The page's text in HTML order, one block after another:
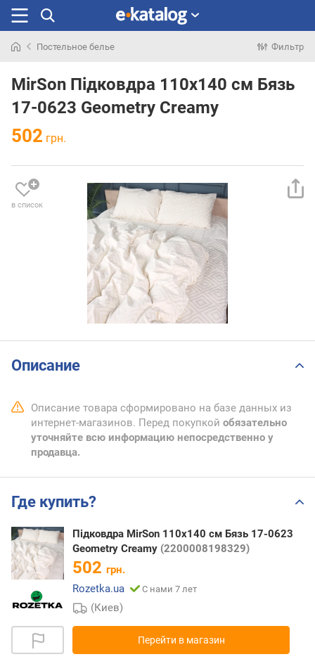
раньше
Постельное белье Фильтр
MirSon Підковдра 110х140 см Бязь
17-0623 Geometry Creamy
502 грн.
в список
Описание
Описание товара сформировано на базе данных из
интернет-магазинов. Перед покупкой обязательно
уточняйте всю информацию непосредственно у
продавца.
Где купить?
Підковдра MirSon 110х140 см Бязь 17-0623
Geometry Creamy (2200008198329)
502 грн.
Rozetka.ua
С нами 7 лет
(Киев)
Перейти в магазин